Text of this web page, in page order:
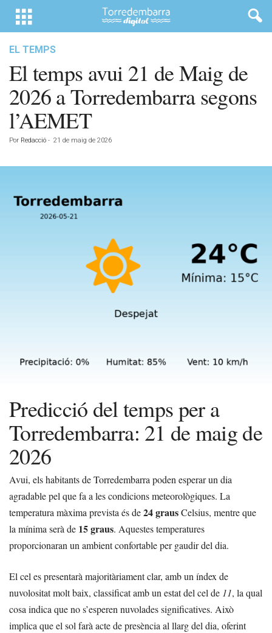
EL TEMPS
El temps avui 21 de Maig de
2026 a Torredembarra segons
l’AEMET
Por Redacció - 21 de maig de 2026
Predicció del temps per a
Torredembarra: 21 de maig de
2026
Avui, els habitants de Torredembarra poden esperar un dia
agradable pel que fa a les condicions meteorològiques. La
temperatura màxima prevista és de24 grausCelsius, mentre que
la mínima serà de 15 graus. Aquestes temperatures
proporcionaran un ambient confortable per gaudir del dia.
El cel es presentarà majoritàriament clar, amb un índex de
nuvolositat molt baix, classificat amb un estat del cel de 11, la qual
cosa indica que no s’esperen nuvolades significatives. Això
implica que el sol farà acte de presència al llarg del dia, oferint